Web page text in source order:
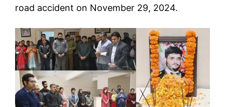
road accident on November 29, 2024.